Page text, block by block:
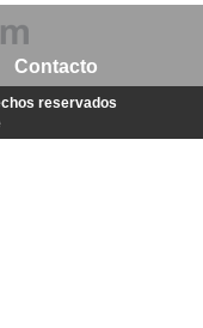
Contacto
reservados